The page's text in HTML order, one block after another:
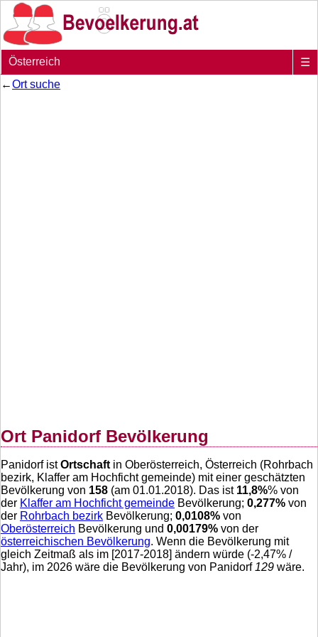
Österreich
☰
←Ort suche
Ort Panidorf Bevölkerung
Panidorf istOrtschaft in Oberösterreich, Österreich (Rohrbach
bezirk, Klaffer am Hochficht gemeinde) mit einer geschätzten
Bevölkerung von 158 (am 01.01.2018). Das ist 11,8%% von
der Klaffer am Hochficht gemeinde Bevölkerung; 0,277% von
der Rohrbach bezirk Bevölkerung; 0,0108% von
Oberösterreich Bevölkerung und 0,00179% von der
österreichischen Bevölkerung. Wenn die Bevölkerung mit
gleich Zeitmaß als im [2017-2018] ändern würde (-2,47% /
Jahr), im 2026 wäre die Bevölkerung von Panidorf 129 wäre.